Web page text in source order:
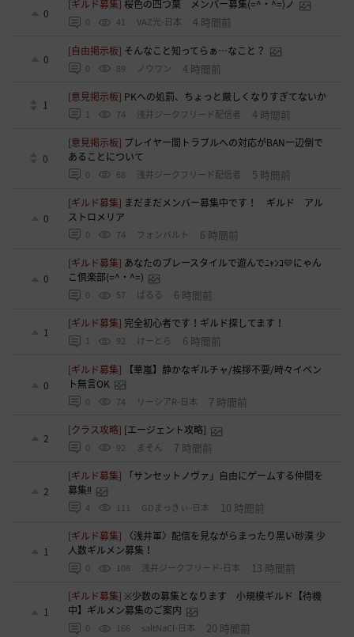
0
[ギルド募集]桜色の四つ葉 メンバー募集(=^・^=)ノ
0 41 VAZ光-日本 4 時間前
0
[自由掲示板] そんなこと知ってらぁ…なこと？
0 89 ノウワン 4 時間前
1
[意見掲示板] PKへの処罰、ちょっと厳しくなりすぎてないか
1 74 浅井ジークフリード配信者 4 時間前
0
[意見掲示板] プレイヤー間トラブルへの対応がBAN一辺倒で
あることについて
0 68 浅井ジークフリード配信者 5 時間前
0
[ギルド募集] まだまだメンバー募集中です！ ギルド アル
ストロメリア
0 74 フォンバルト 6 時間前
0
[ギルド募集] あなたのプレースタイルで遊んでﾆｬﾝｺ💛にゃん
こ倶楽部(=^・^=)
0 57 ぱるる 6 時間前
1
[ギルド募集] 完全初心者です！ギルド探してます！
1 92 けーとら 6 時間前
0
[ギルド募集]
【華嵐】静かなギルチャ/挨拶不要/時々イベン
ト無言OK
0 74 リーシアR-日本 7 時間前
2
[クラス攻略] [エージェント攻略]
0 92 まそん 7 時間前
2
[ギルド募集]
「サンセットノヴァ」自由にゲームする仲間を
募集‼️
4 111 GDまっきぃ-日本 10 時間前
1
[ギルド募集]
〈浅井軍〉配信を見ながらまったり黒い砂漠 少
人数ギルメン募集！
0 108 浅井ジークフリード-日本 13 時間前
1
[ギルド募集] ※少数の募集となります 小規模ギルド【待機
中】ギルメン募集のご案内
0 166 saltNaCl-日本 20 時間前